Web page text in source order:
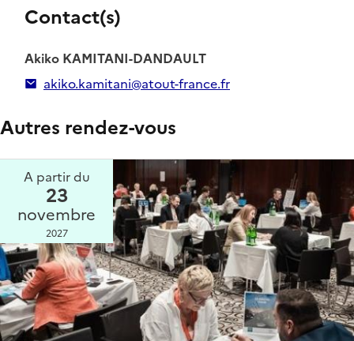
Contact(s)
Akiko KAMITANI-DANDAULT
akiko.kamitani@atout-france.fr
Autres rendez-vous
A partir du
23
novembre
2027